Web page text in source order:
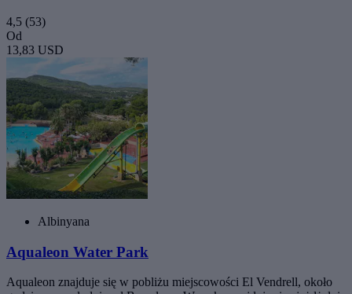
4,5 (53)
Od
13,83 USD
Albinyana
Aqualeon Water Park
Aqualeon znajduje się w pobliżu miejscowości El Vendrell, około